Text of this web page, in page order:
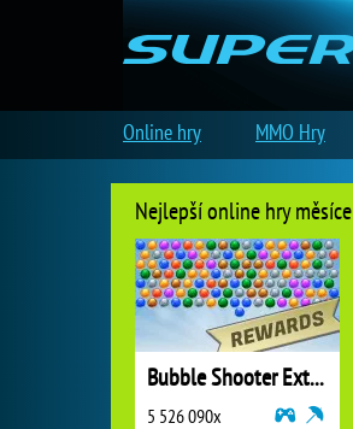
Nejlepší online hry měsíce
Bubble Shooter Extreme
5 526 090x
Online hry MMO Hry